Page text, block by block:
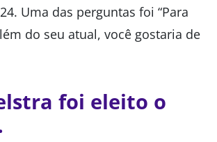
Uma das perguntas foi “Para
do seu atual, você gostaria de
foi eleito o